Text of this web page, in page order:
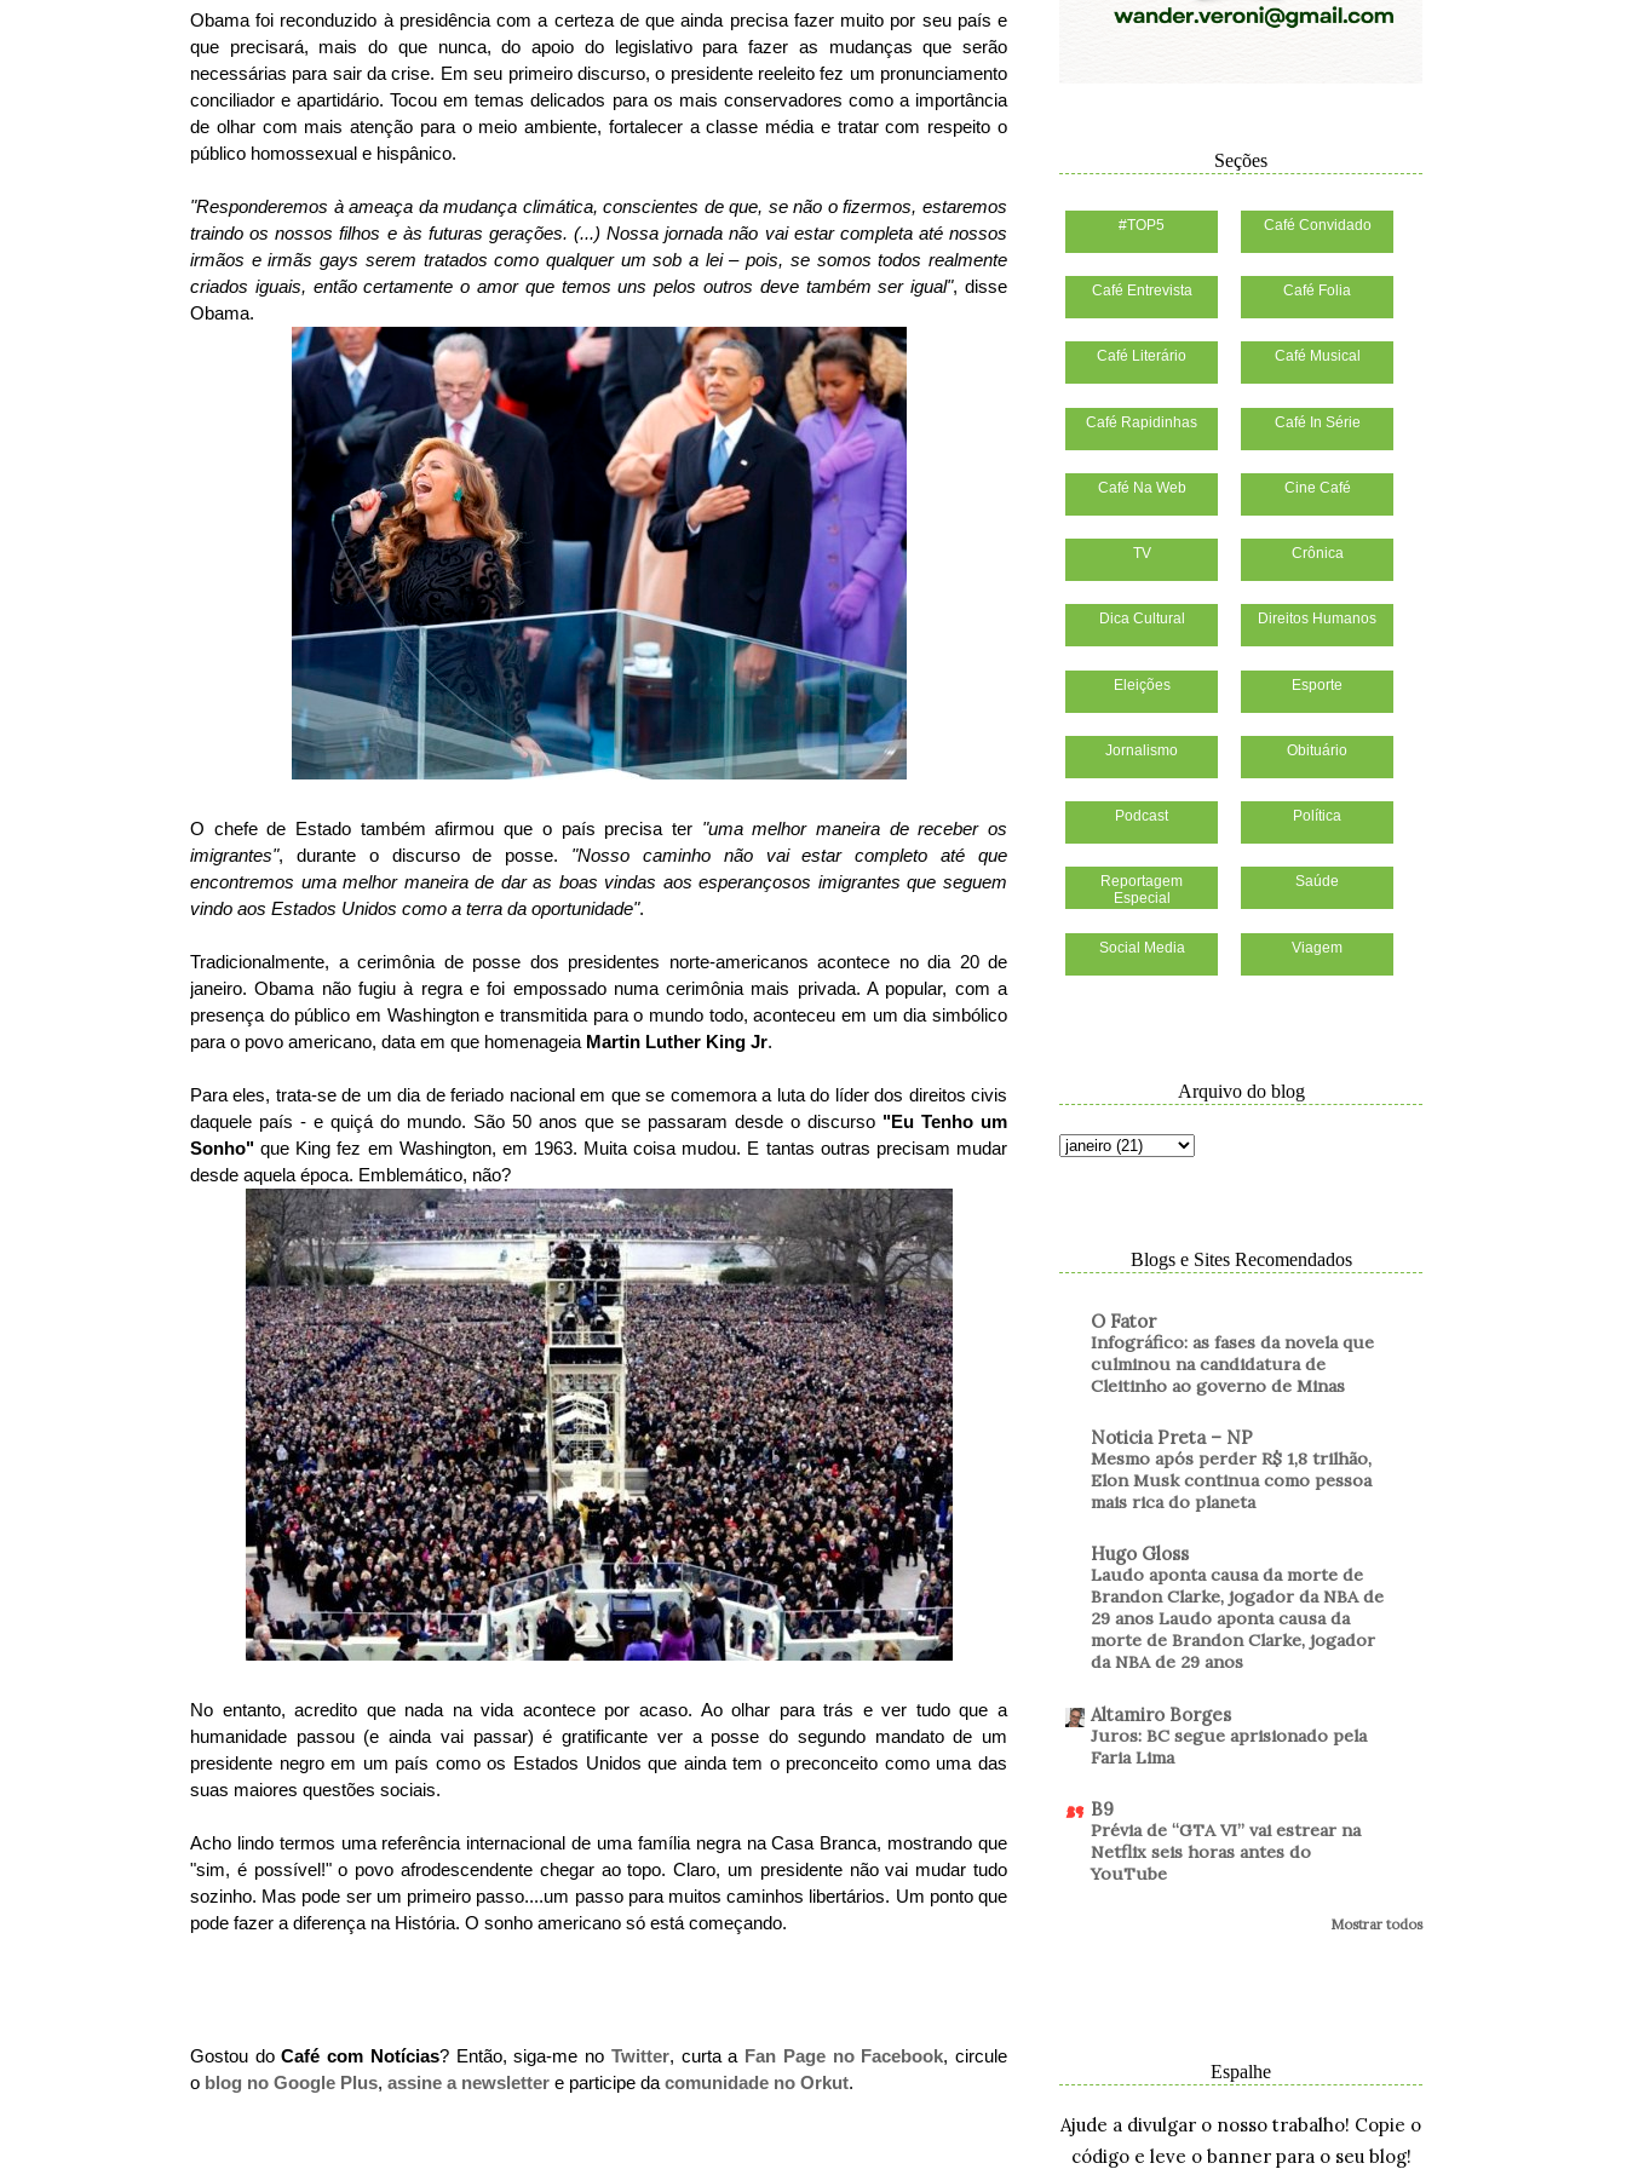
Obama foi reconduzido à presidência com a certeza de que ainda precisa fazer muito por seu país e
que precisará, mais do que nunca, do apoio do legislativo para fazer as mudanças que serão
necessárias para sair da crise. Em seu primeiro discurso, o presidente reeleito fez um pronunciamento
conciliador e apartidário. Tocou em temas delicados para os mais conservadores como a importância
de olhar com mais atenção para o meio ambiente, fortalecer a classe média e tratar com respeito o
público homossexual e hispânico.
"Responderemos à ameaça da mudança climática, conscientes de que, se não o fizermos, estaremos
traindo os nossos filhos e às futuras gerações. (...) Nossa jornada não vai estar completa até nossos
irmãos e irmãs gays serem tratados como qualquer um sob a lei – pois, se somos todos realmente
criados iguais, então certamente o amor que temos uns pelos outros deve também ser igual", disse
Obama.
O chefe de Estado também afirmou que o país precisa ter "uma melhor maneira de receber os
imigrantes", durante o discurso de posse. "Nosso caminho não vai estar completo até que
encontremos uma melhor maneira de dar as boas vindas aos esperançosos imigrantes que seguem
vindo aos Estados Unidos como a terra da oportunidade".
Tradicionalmente, a cerimônia de posse dos presidentes norte-americanos acontece no dia 20 de
janeiro. Obama não fugiu à regra e foi empossado numa cerimônia mais privada. A popular, com a
presença do público em Washington e transmitida para o mundo todo, aconteceu em um dia simbólico
para o povo americano, data em que homenageia Martin Luther King Jr.
Para eles, trata-se de um dia de feriado nacional em que se comemora a luta do líder dos direitos civis
daquele país - e quiçá do mundo. São 50 anos que se passaram desde o discurso "Eu Tenho um
Sonho" que King fez em Washington, em 1963. Muita coisa mudou. E tantas outras precisam mudar
desde aquela época. Emblemático, não?
No entanto, acredito que nada na vida acontece por acaso. Ao olhar para trás e ver tudo que a
humanidade passou (e ainda vai passar) é gratificante ver a posse do segundo mandato de um
presidente negro em um país como os Estados Unidos que ainda tem o preconceito como uma das
suas maiores questões sociais.
Acho lindo termos uma referência internacional de uma família negra na Casa Branca, mostrando que
"sim, é possível!" o povo afrodescendente chegar ao topo. Claro, um presidente não vai mudar tudo
sozinho. Mas pode ser um primeiro passo....um passo para muitos caminhos libertários. Um ponto que
pode fazer a diferença na História. O sonho americano só está começando.
Gostou doCafé com Notícias? Então, siga-me no Twitter, curta a Fan Page no Facebook, circule
o blog no Google Plus, assine a newsletter e participe da comunidade no Orkut.
Seções
#TOP5 Café Convidado
Café Entrevista Café Folia
Café Literário Café Musical
Café Rapidinhas Café In Série
Café Na Web Cine Café
TV Crônica
Dica Cultural Direitos Humanos
Eleições Esporte
Jornalismo Obituário
Podcast Política
Reportagem
Especial
Saúde
Social Media Viagem
Arquivo do blog
Blogs e Sites Recomendados
O Fator
Infográfico: as fases da novela que
culminou na candidatura de
Cleitinho ao governo de Minas
Noticia Preta – NP
Mesmo após perder R$ 1,8 trilhão,
Elon Musk continua como pessoa
mais rica do planeta
Hugo Gloss
Laudo aponta causa da morte de
Brandon Clarke, jogador da NBA de
29 anos Laudo aponta causa da
morte de Brandon Clarke, jogador
da NBA de 29 anos
Altamiro Borges
Juros: BC segue aprisionado pela
Faria Lima
B9
Prévia de “GTA VI” vai estrear na
Netflix seis horas antes do
YouTube
Mostrar todos
Espalhe
Ajude a divulgar o nosso trabalho! Copie o
código e leve o banner para o seu blog!